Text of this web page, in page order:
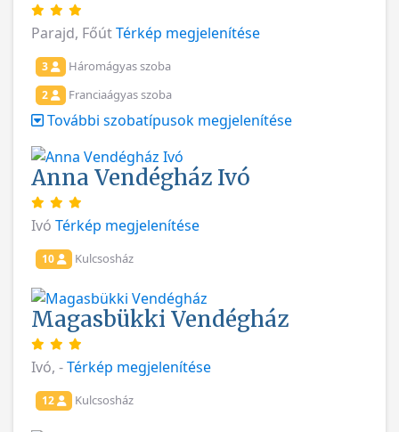
Parajd, FőútTérkép megjelenítése
3 Háromágyas szoba
2 Franciaágyas szoba
További szobatípusok megjelenítése
Anna Vendégház Ivó
Ivó Térkép megjelenítése
10 Kulcsosház
Magasbükki Vendégház
Ivó, -Térkép megjelenítése
12 Kulcsosház